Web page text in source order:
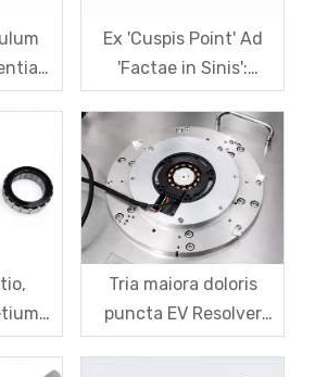
Orbis
Ex 'Cuspis Point' Ad
'Factae in Sinis':
Quomodo SDM Forges
Domestica Fortitudo in
magna Levitation
Motor Rotors
pro
Tria maiora doloris
puncta EV Resolver
Sensores: Difficilis